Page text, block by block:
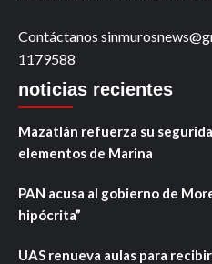
Contáctanos
1179588
noticias recientes
Mazatlán refuerza su
elementos de Marina
PAN acusa al gobierno de
hipócrita”
UAS renueva aulas para